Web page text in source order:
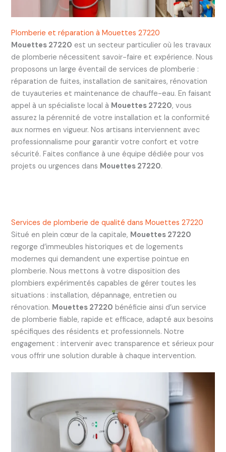
Plomberie et réparation à Mouettes 27220
Mouettes 27220 est un secteur particulier où les travaux
de plomberie nécessitent savoir-faire et expérience. Nous
proposons un large éventail de services de plomberie :
réparation de fuites, installation de sanitaires, rénovation
de tuyauteries et maintenance de chauffe-eau. En faisant
appel à un spécialiste local à Mouettes 27220, vous
assurez la pérennité de votre installation et la conformité
aux normes en vigueur. Nos artisans interviennent avec
professionnalisme pour garantir votre confort et votre
sécurité. Faites confiance à une équipe dédiée pour vos
projets ou urgences dans Mouettes 27220.
Services de plomberie de qualité dans Mouettes 27220
Situé en plein cœur de la capitale, Mouettes 27220
regorge d’immeubles historiques et de logements
modernes qui demandent une expertise pointue en
plomberie. Nous mettons à votre disposition des
plombiers expérimentés capables de gérer toutes les
situations : installation, dépannage, entretien ou
rénovation. Mouettes 27220 bénéficie ainsi d’un service
de plomberie fiable, rapide et efficace, adapté aux besoins
spécifiques des résidents et professionnels. Notre
engagement : intervenir avec transparence et sérieux pour
vous offrir une solution durable à chaque intervention.